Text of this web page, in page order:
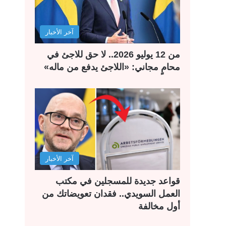
آخر الأخبار
من 12 يوليو 2026.. لا حق للاجئ في
محامٍ مجاني: «اللاجئ يدفع من ماله»
آخر الأخبار
قواعد جديدة للمسجلين في مكتب
العمل السويدي.. فقدان تعويضاتك من
أول مخالفة